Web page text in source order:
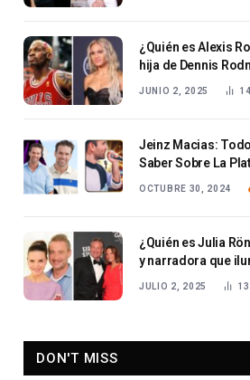
¿Quién es Alexis
hija de Dennis
JUNIO 2, 2025 14
Jeinz Macias:
Saber Sobre La
OCTUBRE 30, 2024
¿Quién es Julia
y narradora que
través de la
JULIO 2, 2025 13
DON'T MISS